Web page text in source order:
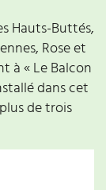
Hauts-Buttés,
Rose et
à « Le Balcon
dans cet
de trois